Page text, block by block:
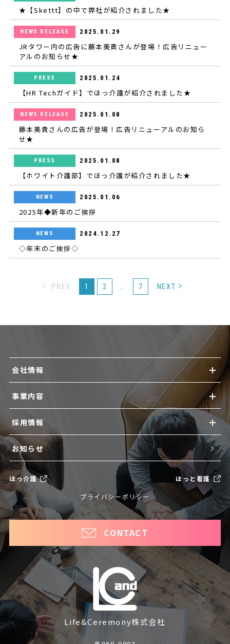
★【Skettt】の中で弊社が紹介されました★
NEWS RELEASE 2025.01.29
JRタワー内の広告に藤本美貴さんが登場！広告リニュー
アルのお知らせ★
PRESS 2025.01.24
【HR Techガイド】でほっ介護が紹介されました★
NEWS RELEASE 2025.01.08
藤本美貴さんの広告が登場！広告リニューアルのお知ら
せ★
PRESS 2025.01.08
【ホワイト介護部】でほっ介護が紹介されました★
NEWS 2025.01.06
2025年◆新年のご挨拶
NEWS 2024.12.27
◇年末のご挨拶◇
PREV 1 2 7 NEXT
会社情報
事業内容
採用情報
お知らせ
ほっ介護 ほっと看護
プライバシーポリシー
CONTACT
Life&Ceremony株式会社